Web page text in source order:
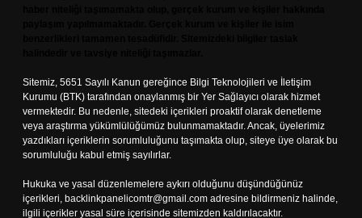
Sitemiz, 5651 Sayılı Kanun gereğince Bilgi Teknolojileri ve İletişim
Kurumu (BTK) tarafından onaylanmış bir Yer Sağlayıcı olarak hizmet
vermektedir. Bu nedenle, sitedeki içerikleri proaktif olarak denetleme
veya araştırma yükümlülüğümüz bulunmamaktadır. Ancak, üyelerimiz
yazdıkları içeriklerin sorumluluğunu taşımakta olup, siteye üye olarak bu
sorumluluğu kabul etmiş sayılırlar.
Hukuka ve yasal düzenlemelere aykırı olduğunu düşündüğünüz
içerikleri, backlinkpanelicomtr@gmail.com adresine bildirmeniz halinde,
ilgili içerikler yasal süre içerisinde sitemizden kaldırılacaktır.